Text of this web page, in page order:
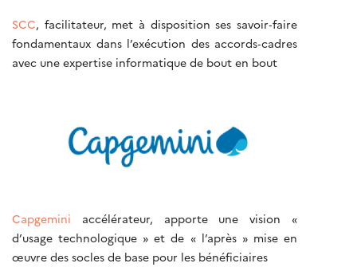
SCC, facilitateur, met à disposition ses savoir‐faire
fondamentaux dans l’exécution des accords‐cadres
avec une expertise informatique de bout en bout
Capgemini
accélérateur, apporte une vision «
d’usage technologique » et de « l’après » mise en
œuvre des socles de base pour les bénéficiaires